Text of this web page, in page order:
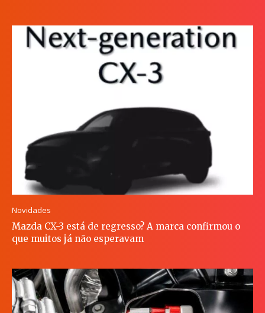
Novidades
Mazda CX-3 está de regresso? A marca confirmou o
que muitos já não esperavam